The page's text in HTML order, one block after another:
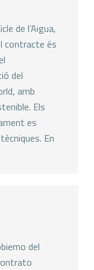
de l’Aigua,
contracte és
del
amb
Els
es
En
del